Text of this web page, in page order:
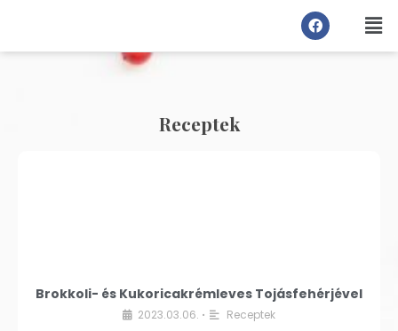
Receptek
Brokkoli- és Kukoricakrémleves Tojásfehérjével
2023.03.06. • Receptek